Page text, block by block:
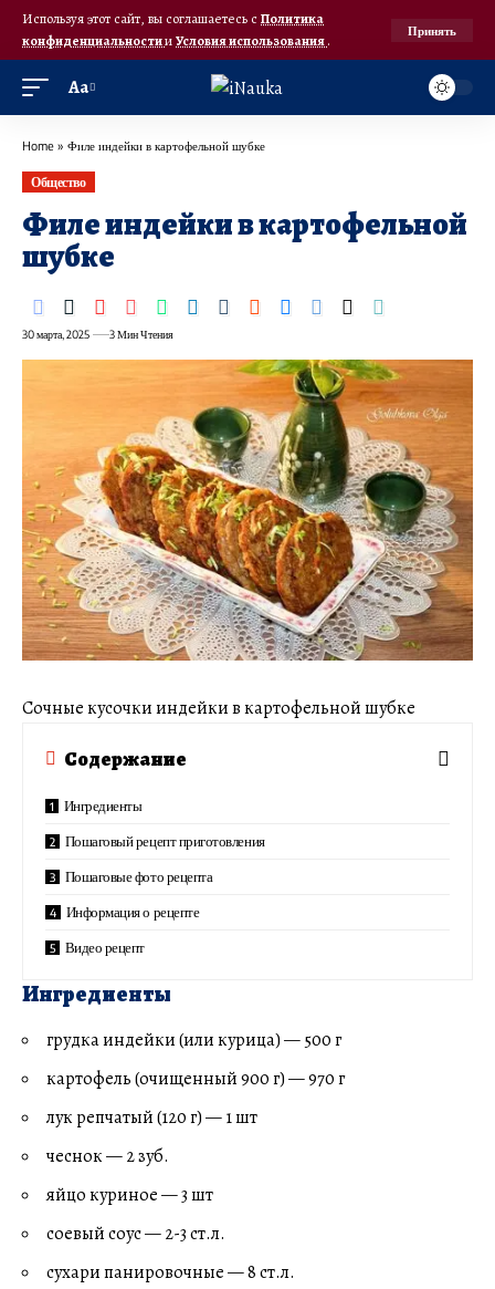
Используя этот сайт, вы соглашаетесь с Политика
конфиденциальностииУсловия использования.
Принять
Аа
Home » Филе индейки в картофельной шубке
Общество
Филе индейки в картофельной
шубке
30 марта, 2025 3 Мин Чтения
Cочные кусочки индейки в картофельной шубке
Содержание
Ингредиенты
Пошаговый рецепт приготовления
Пошаговые фото рецепта
Информация о рецепте
Видео рецепт
Ингредиенты
грудка индейки (или курица) — 500 г
картофель (очищенный 900 г) — 970 г
лук репчатый (120 г) — 1 шт
чеснок — 2 зуб.
яйцо куриное — 3 шт
соевый соус — 2-3 ст.л.
сухари панировочные — 8 ст.л.